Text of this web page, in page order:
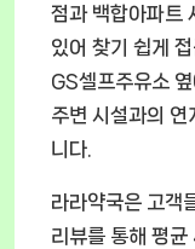
점과 백합아파트
있어 찾기 쉽게
GS셀프주유소
주변 시설과의 연
니다.
라라약국은 고객
리뷰를 통해 평